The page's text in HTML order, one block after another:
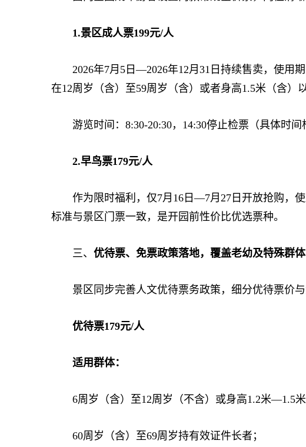
1.景区成人票199元/人
2026年7月5日—2026年12月31日持续售卖，使用期
在12周岁（含）至59周岁（含）或者身高1.5米（含）
游览时间：8:30-20:30，14:30停止检票（具体时间
2.早鸟票179元/人
作为限时福利，仅7月16日—7月27日开放抢购，使
标准与景区门票一致，是开园前性价比优选票种。
三、 优待票、免票政策落地，覆盖老幼及特殊群体
景区同步完善人文优待票务政策，细分优待票价与
优待票179元/人
适用群体：
6周岁（含）至12周岁（不含）或身高1.2米—1.5米
60周岁（含）至69周岁持有效证件长者；